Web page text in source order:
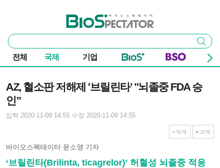
바이오스펙테이터
통
합
검
색
검색
전체 국제 기업
AZ, 혈소판 저해제 '브릴린타' "뇌졸중 FDA 승
인”
입력 2020-11-09 14:55 수정 2020-11-09 14:55
작게 크게
바이오스펙테이터 윤소영 기자
‘브릴린타(Brilinta, ticagrelor)’ 허혈성 뇌졸중 적응